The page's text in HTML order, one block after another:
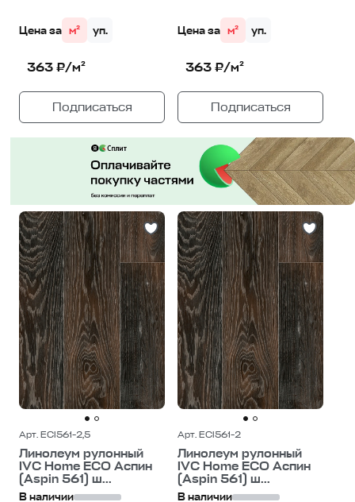
Цена за м² уп.
363 ₽/м²
Подписаться
Цена за м² уп.
363 ₽/м²
Подписаться
Арт. ECI561-2,5
Линолеум рулонный
IVC Home ECO Аспин
(Aspin 561) ш...
В наличии
Арт. ECI561-2
Линолеум рулонный
IVC Home ECO Аспин
(Aspin 561) ш...
В наличии